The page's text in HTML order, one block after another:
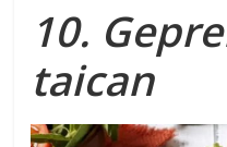
10.
taican